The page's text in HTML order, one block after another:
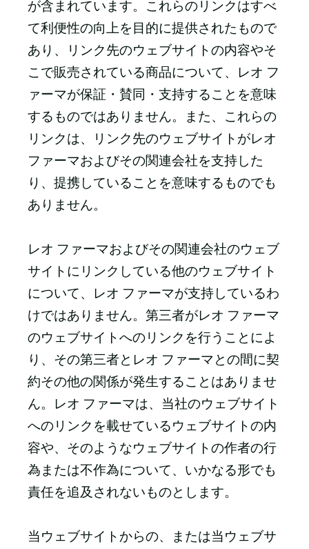
が含まれています。これらのリンクはすべ
て利便性の向上を目的に提供されたもので
あり、リンク先のウェブサイトの内容やそ
こで販売されている商品について、レオ フ
ァーマが保証・賛同・支持することを意味
するものではありません。また、これらの
リンクは、リンク先のウェブサイトがレオ
ファーマおよびその関連会社を支持した
り、提携していることを意味するものでも
ありません。
レオ ファーマおよびその関連会社のウェブ
サイトにリンクしている他のウェブサイト
について、レオ ファーマが支持しているわ
けではありません。第三者がレオ ファーマ
のウェブサイトへのリンクを行うことによ
り、その第三者とレオ ファーマとの間に契
約その他の関係が発生することはありませ
ん。レオ ファーマは、当社のウェブサイト
へのリンクを載せているウェブサイトの内
容や、そのようなウェブサイトの作者の行
為または不作為について、いかなる形でも
責任を追及されないものとします。
当ウェブサイトからの、または当ウェブサ